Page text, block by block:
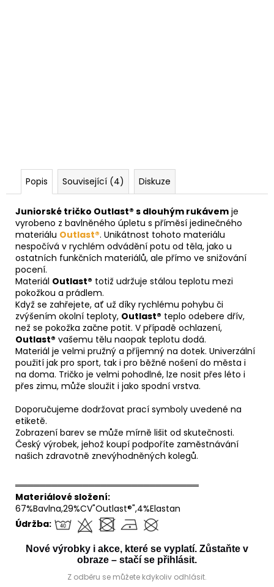
Popis Související (4) Diskuze
Juniorské tričko Outlast® s dlouhým rukávem je
vyrobeno z bavlněného úpletu s příměsí jedinečného
materiálu Outlast®. Unikátnost tohoto materiálu
nespočívá v rychlém odvádění potu od těla, jako u
ostatních funkčních materiálů, ale přímo ve snižování
pocení.
Materiál Outlast® totiž udržuje stálou teplotu mezi
pokožkou a prádlem.
Když se zahřejete, ať už díky rychlému pohybu či
zvýšením okolní teploty, Outlast® teplo odebere dřív,
než se pokožka začne potit. V případě ochlazení,
Outlast® vašemu tělu naopak teplotu dodá.
Materiál je velmi pružný a příjemný na dotek. Univerzální
použití jak pro sport, tak i pro běžné nošení do města i
na doma. Tričko je velmi pohodlné, lze nosit přes léto i
přes zimu, může sloužit i jako spodní vrstva.
Doporučujeme dodržovat prací symboly uvedené na
etiketě.
Zobrazení barev se může mírně lišit od skutečnosti.
Český výrobek, jehož koupí podpoříte zaměstnávání
našich zdravotně znevýhodněných kolegů.
══════════════════════════════
Materiálové složení:
67%Bavlna,29%CV"Outlast®",4%Elastan
Údržba:
Nové výrobky i akce, které se vyplatí. Zůstaňte v
obraze – stačí se přihlásit.
Z odběru se můžete kdykoliv odhlásit.